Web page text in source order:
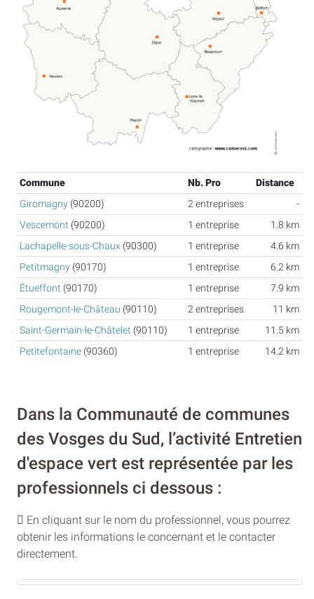
Commune Nb. Pro
Distance
Giromagny (90200) 2 entreprises
-
Vescemont (90200) 1 entreprise
1.8 km
Lachapelle-sous-Chaux (90300) 1 entreprise
4.6 km
Petitmagny (90170) 1 entreprise
6.2 km
Étueffont (90170) 1 entreprise
7.9 km
Rougemont-le-Château (90110) 2 entreprises
11 km
Saint-Germain-le-Châtelet (90110) 1 entreprise
11.5 km
Petitefontaine (90360) 1 entreprise 14.2 km
Dans la Communauté de communes
des Vosges du Sud, l’activité Entretien
d'espace vert est représentée par les
professionnels ci dessous :
En cliquant sur le nom du professionnel, vous pourrez
obtenir les informations le concernant et le contacter
directement.